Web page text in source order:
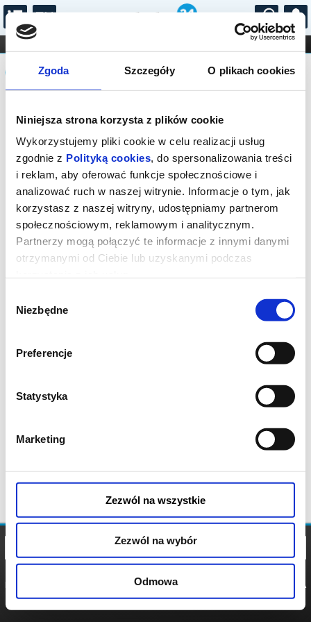
Zgoda Szczegóły O plikach cookies
Niniejsza strona korzysta z plików cookie
Wykorzystujemy pliki cookie w celu realizacji usług
zgodnie z Polityką cookies, do spersonalizowania treści
i reklam, aby oferować funkcje społecznościowe i
analizować ruch w naszej witrynie. Informacje o tym, jak
korzystasz z naszej witryny, udostępniamy partnerom
społecznościowym, reklamowym i analitycznym.
Partnerzy mogą połączyć te informacje z innymi danymi
otrzymanymi od Ciebie lub uzyskanymi podczas
zgody
Niezbędne
Preferencje
Statystyka
Marketing
Zezwól na wszystkie
Zezwól na wybór
Odmowa
...
FILHARMONIA OPERA I BALET
STAND-UP
DLA DZIECI
Komunikat
Sprzedaż biletów on-line na wydarzenie
została zakończona.
POLITYKA
POLITYKA